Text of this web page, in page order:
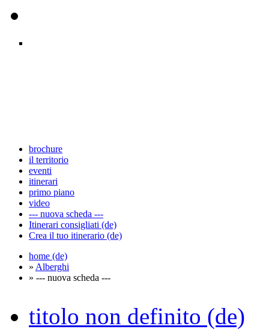
brochure
il territorio
eventi
itinerari
primo piano
video
--- nuova scheda ---
Itinerari consigliati (de)
Crea il tuo itinerario (de)
home (de)
» Alberghi
» --- nuova scheda ---
titolo non definito (de)